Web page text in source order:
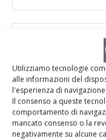
Utilizziamo tecnologie
alle informazioni del
l'esperienza di
Il consenso a queste
comportamento di
mancato consenso o la
negativamente su alcune
Salva il mio nome,